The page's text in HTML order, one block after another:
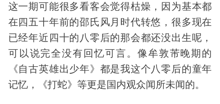
这一期可能很多看客会觉得枯燥，因为基本都
在四五十年前的邵氏风月时代转悠，很多现在
已经年近四十的八零后的那会都还没出生呢，
可以说完全没有回忆可言。像牟敦芾晚期的
《自古英雄出少年》都是我这个八零后的童年
记忆，《打蛇》等更是国内观众闻所未闻的。